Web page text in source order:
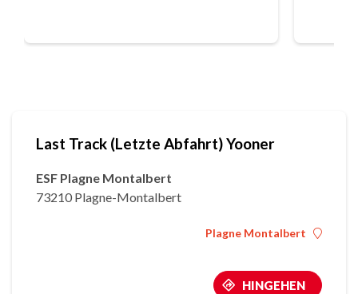
Last Track (Letzte Abfahrt) Yooner
ESF Plagne Montalbert
73210 Plagne-Montalbert
Plagne Montalbert
HINGEHEN